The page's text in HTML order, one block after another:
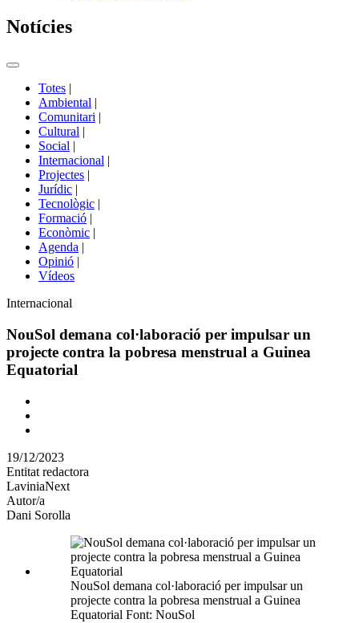
Notícies
Commutador
portals
Totes |
Ambiental |
Comunitari |
Cultural |
Social |
Internacional |
Projectes |
Jurídic |
Tecnològic |
Formació |
Econòmic |
Agenda |
Opinió |
Vídeos
Àmbit
la
notícia
Internacional
NouSol demana col·laboració per impulsar un
projecte contra la pobresa menstrual a Guinea
Equatorial
Comparteix
altres
xarxes
socials
19/12/2023
Entitat redactora
LaviniaNext
Autor/a
Dani Sorolla
NouSol demana col·laboració per impulsar un
projecte contra la pobresa menstrual a Guinea
Equatorial Font: NouSol